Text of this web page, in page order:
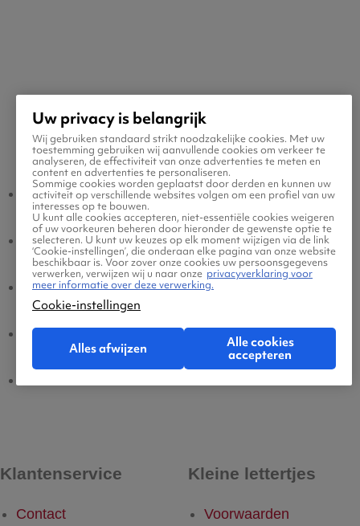
Populaire vluchten
Gode - Amsterdam Amsterdam - Gode
Gode - Eindhoven Eindhoven - Gode
Gode - Brussel Brussel - Gode
Gode - Dusseldorf Dusseldorf - Gode
Klantenservice
Contact
Kleine lettertjes
Voorwaarden
Uw privacy is belangrijk
Wij gebruiken standaard strikt noodzakelijke cookies. Met uw
toestemming gebruiken wij aanvullende cookies om verkeer te
analyseren, de effectiviteit van onze advertenties te meten en
content en advertenties te personaliseren.
Sommige cookies worden geplaatst door derden en kunnen uw
activiteit op verschillende websites volgen om een profiel van uw
interesses op te bouwen.
U kunt alle cookies accepteren, niet-essentiële cookies weigeren
of uw voorkeuren beheren door hieronder de gewenste optie te
selecteren. U kunt uw keuzes op elk moment wijzigen via de link
‘Cookie-instellingen’, die onderaan elke pagina van onze website
beschikbaar is. Voor zover onze cookies uw persoonsgegevens
verwerken, verwijzen wij u naar onze privacyverklaring voor
meer informatie over deze verwerking.
Cookie-instellingen
Alles afwijzen
Alle cookies
accepteren